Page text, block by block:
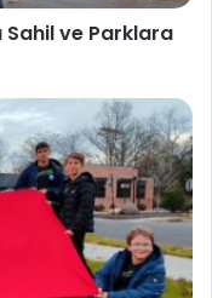
Sahil ve Parklara